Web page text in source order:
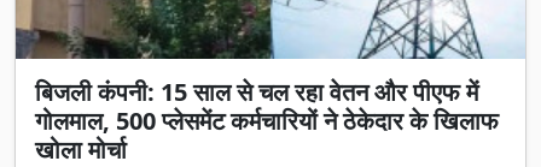
बिजली कंपनी: 15 साल से चल रहा वेतन और पीएफ में
गोलमाल, 500 प्लेसमेंट कर्मचारियों ने ठेकेदार के खिलाफ
खोला मोर्चा